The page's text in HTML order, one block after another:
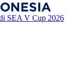
SEA V Cup 2026